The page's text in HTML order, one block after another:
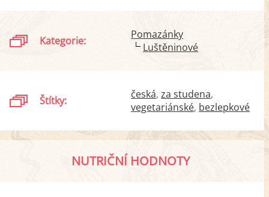
Kategorie:
Pomazánky
Luštěninové
Štítky: česká za studena
vegetariánské bezlepkové
NUTRIČNÍ HODNOTY